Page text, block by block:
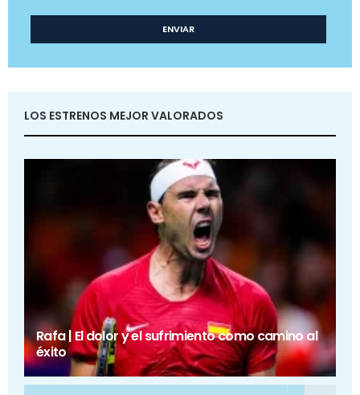
LOS ESTRENOS MEJOR VALORADOS
Rafa | El dolor y el sufrimiento como camino al
éxito